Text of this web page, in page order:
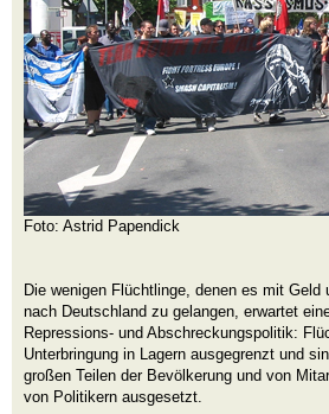
Foto: Astrid Papendick
Die wenigen Flüchtlinge, denen es mit Geld
nach Deutschland zu gelangen, erwartet
Repressions- und Abschreckungspolitik:
Unterbringung in Lagern ausgegrenzt und
großen Teilen der Bevölkerung und von
von Politikern ausgesetzt.